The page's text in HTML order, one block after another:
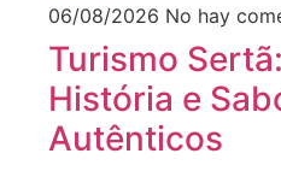
06/08/2026 No hay
Turismo
História e
Autênticos